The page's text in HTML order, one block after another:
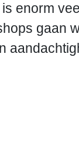
enorm
gaan